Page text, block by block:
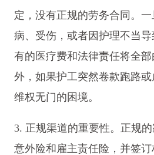
定，没有正规的劳务合同。
病、受伤，或者因护理不当
有的医疗费和法律责任将全
外，如果护工突然卷款跑路
维权无门的困境。
3. 正规渠道的重要性。正规
意外险和雇主责任险，并签订